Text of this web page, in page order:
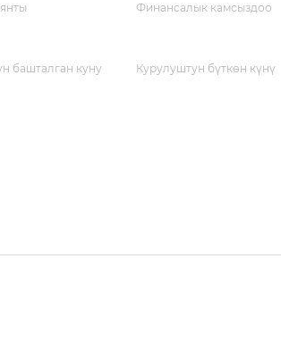
Финансалык камсыздоо
башталган куну Курулуштун бүткөн күнү